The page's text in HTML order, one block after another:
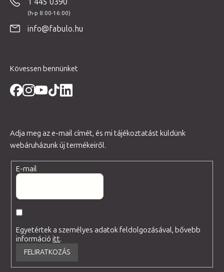
info@fabulo.hu
Kövessen bennünket
Adja meg az e-mail címét, és mi tájékoztatást küldünk
webáruházunk új termékeiről.
E-mail
Egyetértek a személyes adatok feldolgozásával, bővebb
információitt.
FELIRATKOZÁS